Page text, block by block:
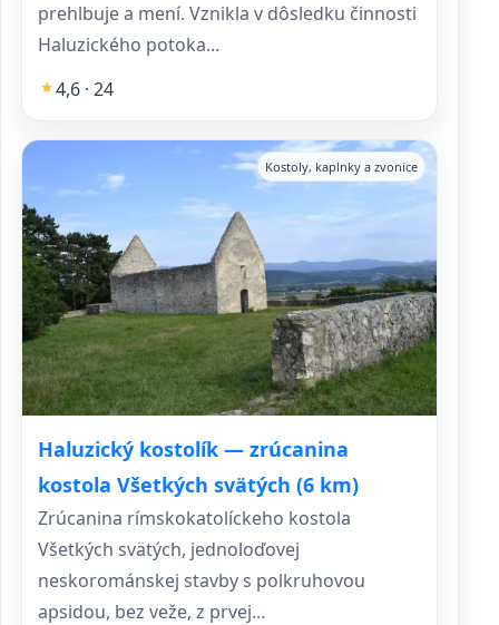
prehlbuje a mení. Vznikla v dôsledku činnosti
Haluzického potoka...
4,6 · 24
Haluzický kostolík — zrúcanina
kostola Všetkých svätých (6 km)
Kostoly, kaplnky a zvonice
Zrúcanina rímskokatolíckeho kostola
Všetkých svätých, jednoloďovej
neskorománskej stavby s polkruhovou
apsidou, bez veže, z prvej...